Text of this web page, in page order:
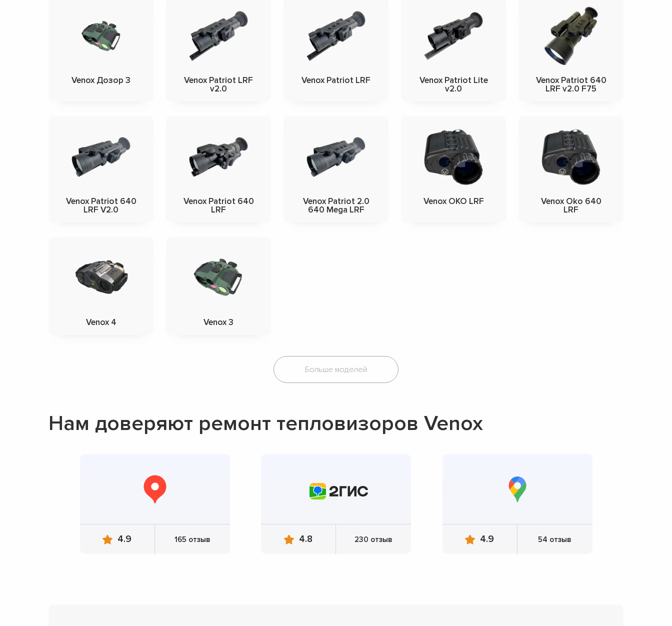
Venox Дозор 3
Venox Patriot LRF
v2.0
Venox Patriot LRF
Venox Patriot Lite
v2.0
Venox Patriot 640
LRF v2.0 F75
Venox Patriot 640
LRF V2.0
Venox Patriot 640
LRF
Venox Patriot 2.0
640 Mega LRF
Venox OKO LRF
Venox Oko 640
LRF
Venox 4 Venox 3
Больше моделей
Нам доверяют ремонт тепловизоров Venox
4.9 165 отзыв 4.8 230 отзыв 4.9 54 отзыв